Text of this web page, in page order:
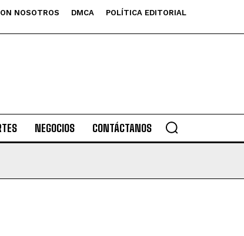
NOSOTROS DMCA
POLÍTICA EDITORIAL
NEGOCIOS CONTÁCTANOS